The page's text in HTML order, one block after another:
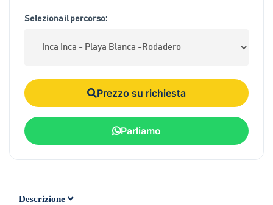
Seleziona il percorso:
Prezzo su richiesta
Parliamo
Descrizione